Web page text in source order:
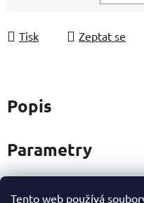
Tento web používá
Tisk Zeptat se
Popis
Parametry